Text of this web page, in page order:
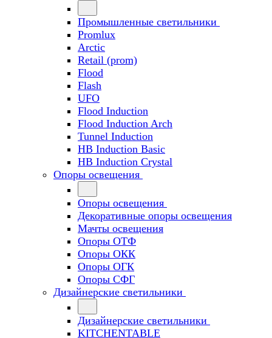
Промышленные светильники
Promlux
Arctic
Retail (prom)
Flood
Flash
UFO
Flood Induction
Flood Induction Arch
Tunnel Induction
HB Induction Basic
HB Induction Crystal
Опоры освещения
Опоры освещения
Декоративные опоры освещения
Мачты освещения
Опоры ОТФ
Опоры ОКК
Опоры ОГК
Опоры СФГ
Дизайнерские светильники
Дизайнерские светильники
KITCHENTABLE